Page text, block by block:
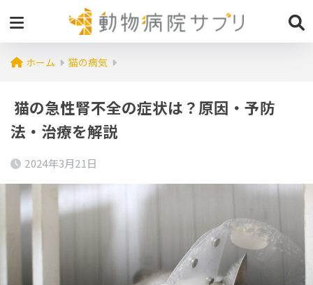
ホーム 猫の病気
猫の急性腎不全の症状は？原因・予防
法・治療を解説
2024年3月21日